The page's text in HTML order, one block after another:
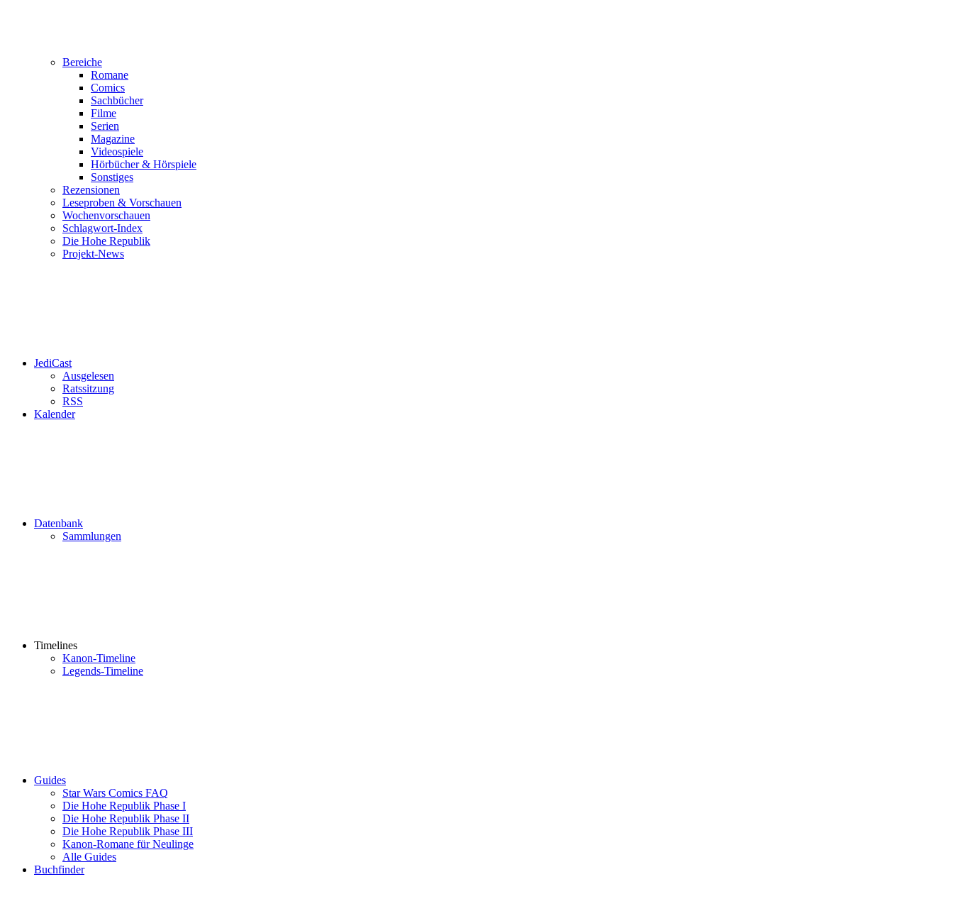
Bereiche
Romane
Comics
Sachbücher
Filme
Serien
Magazine
Videospiele
Hörbücher & Hörspiele
Sonstiges
Rezensionen
Leseproben & Vorschauen
Wochenvorschauen
Schlagwort-Index
Die Hohe Republik
Projekt-News
JediCast
Ausgelesen
Ratssitzung
RSS
Kalender
Datenbank
Sammlungen
Timelines
Kanon-Timeline
Legends-Timeline
Guides
Star Wars Comics FAQ
Die Hohe Republik Phase I
Die Hohe Republik Phase II
Die Hohe Republik Phase III
Kanon-Romane für Neulinge
Alle Guides
Buchfinder